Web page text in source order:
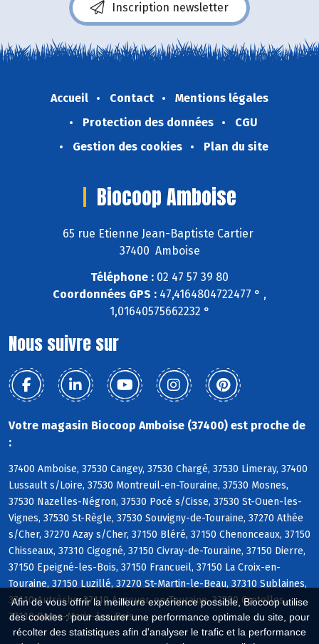
Afin de vous offrir la meilleure expérience possible, Biocoop utilise
des cookies : pour assurer une performance optimale du site, pour
récolter des statistiques afin d'analyser le trafic et la performance
Inscription newsletter
Accueil Contact
Mentions légales
Protection des données
CGU
Gestion des cookies
Plan du site
Biocoop Amboise
65 rue Etienne Jean-Baptiste Cartier
37400 Amboise
Téléphone : 02 47 57 39 80
Coordonnées GPS : 47,4164804722477 ° ,
1,01640575662232 °
Nous suivre sur
Votre magasin Biocoop Amboise (37400) est proche de
:
37400 Amboise, 37530 Cangey, 37530 Chargé, 37530 Limeray, 37400
Lussault s/Loire, 37530 Montreuil-en-Touraine, 37530 Mosnes,
37530 Nazelles-Négron, 37530 Pocé s/Cisse, 37530 St-Ouen-les-
Vignes, 37530 St-Règle, 37530 Souvigny-de-Touraine, 37270 Athée
s/Cher, 37270 Azay s/Cher, 37150 Bléré, 37150 Chenonceaux, 37150
Chisseaux, 37310 Cigogné, 37150 Civray-de-Touraine, 37150 Dierre,
37150 Epeigné-les-Bois, 37150 Francueil, 37150 La Croix-en-
Touraine, 37150 Luzillé, 37270 St-Martin-le-Beau, 37310 Sublaines,
37110 Autrèche, 37110 Auzouer-en-Touraine, 37380 Crotelles,
37110 Dame-Marie-les-Bois